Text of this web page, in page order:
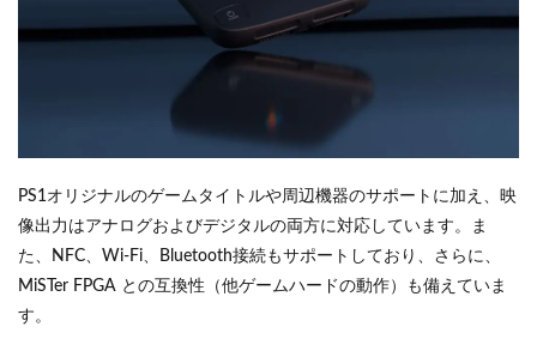
PS1オリジナルのゲームタイトルや周辺機器のサポートに加え、映
像出力はアナログおよびデジタルの両方に対応しています。ま
た、NFC、Wi-Fi、Bluetooth接続もサポートしており、さらに、
MiSTer FPGA との互換性（他ゲームハードの動作）も備えていま
す。